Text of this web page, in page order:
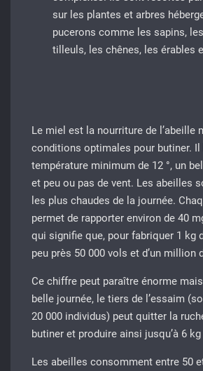
sur les plantes et arbres
pucerons comme les sapins,
tilleuls, les chênes, les érables
Le miel est la nourriture de l’abeille
conditions optimales pour butiner. Il
température minimum de 12 °, un
et peu ou pas de vent. Les abeilles
les plus chaudes de la journée.
permet de rapporter environ de 40
qui signifie que, pour fabriquer 1 kg
peu près 50 000 vols et d’un million
Ce chiffre peut paraître énorme
belle journée, le tiers de l’essaim
20 000 individus) peut quitter la
butiner et produire ainsi jusqu’à 6
Les abeilles consomment entre 50